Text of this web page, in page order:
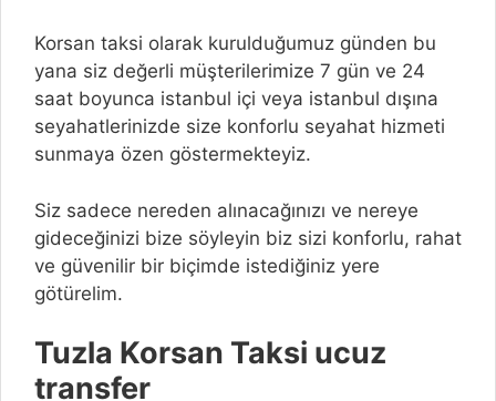
Korsan taksi olarak kurulduğumuz günden bu
yana siz değerli müşterilerimize 7 gün ve 24
saat boyunca istanbul içi veya istanbul dışına
seyahatlerinizde size konforlu seyahat hizmeti
sunmaya özen göstermekteyiz.
Siz sadece nereden alınacağınızı ve nereye
gideceğinizi bize söyleyin biz sizi konforlu, rahat
ve güvenilir bir biçimde istediğiniz yere
götürelim.
Tuzla Korsan Taksi ucuz
transfer